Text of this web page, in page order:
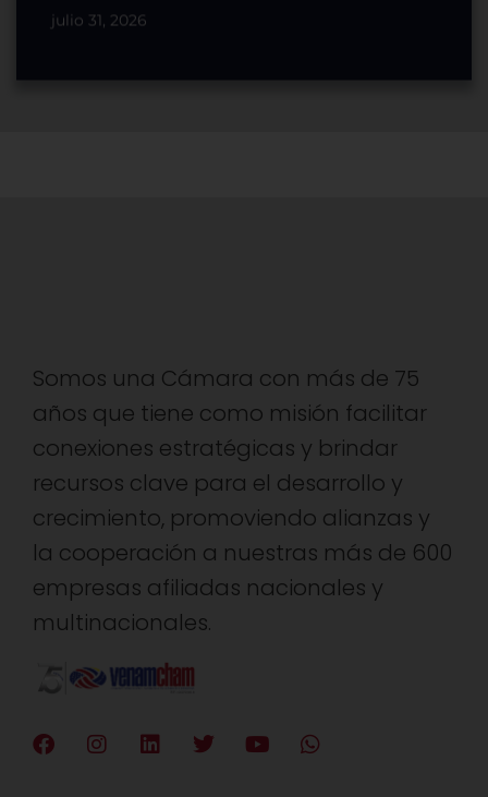
julio 31, 2026
Somos una Cámara con más de 75
años que tiene como misión facilitar
conexiones estratégicas y brindar
recursos clave para el desarrollo y
crecimiento, promoviendo alianzas y
la cooperación a nuestras más de 600
empresas afiliadas nacionales y
multinacionales.